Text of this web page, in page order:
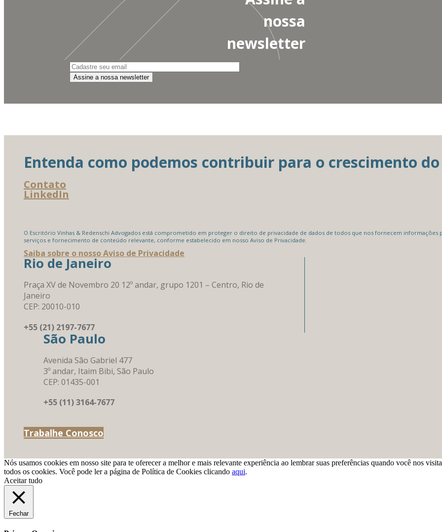
nossa
newsletter
Entenda como podemos contribuir para o crescimento
Contato
LinkedIn
O Escritório Vinhas & Redenschi Advogados está comprometido em proteger o direito de privacidade de dados de todos que nos fornecem informações
serviços e fornecimento de conteúdo relevante, conforme estabelecido em nosso Aviso de Privacidade.
Saiba sobre o nosso Aviso de Privacidade
Rio de Janeiro
Praça XV de Novembro 20 12º andar, grupo 1201 – Centro, Rio de
Janeiro
CEP: 20010-010
+55 (21) 2197-7677
São Paulo
Avenida São Gabriel 477
3º andar, Itaim Bibi, São Paulo
CEP: 01435-001
+55 (11) 3164-7677
Trabalhe Conosco
Nós usamos cookies em nosso site para te oferecer a melhor e mais relevante experiência ao lembrar suas preferências quando você nos
todos os cookies. Você pode ler a página de Política de Cookies clicando aqui.
Aceitar tudo
Fechar